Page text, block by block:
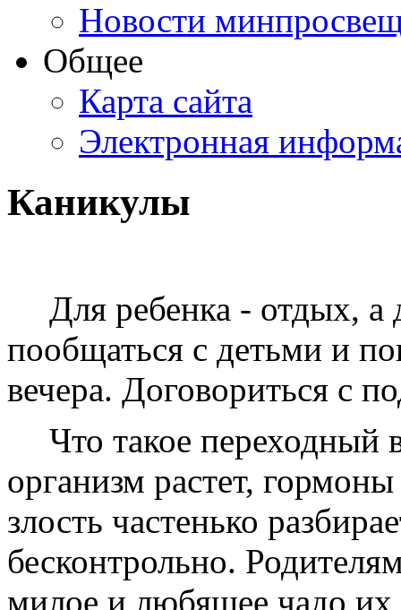
Новости
Общее
Карта сайта
Электронная
Каникулы
Для ребенка - отдых, а
пообщаться с детьми и
вечера. Договориться с
Что такое переходный
организм растет,
злость частенько
бесконтрольно.
милое и любящее чадо их